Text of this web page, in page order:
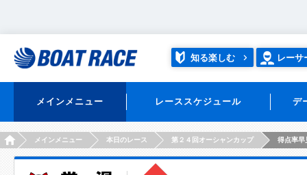
知る楽しむ レーサ
メインメニュー レーススケジュール デ
HOMEメインメニュー 本日のレース 第２４回オーシャンカップ 得点率早